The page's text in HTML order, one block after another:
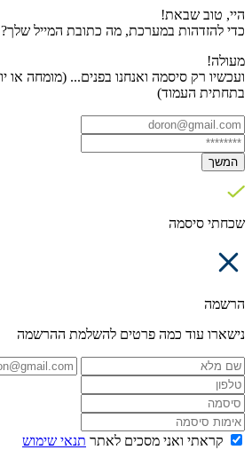
היי, טוב שבאת!
כדי להזדהות במערכת, מה כתובת המייל שלך?
מעולה!
בתחתית העמוד)
המשך
שכחתי סיסמה
הרשמה
נישארו עוד כמה פרטים להשלמת ההרשמה
קראתי ואני מסכים לאתר תנאי שימוש